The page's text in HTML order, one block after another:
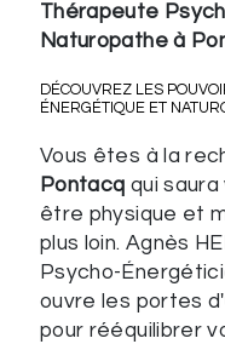
Thérapeute
Naturopathe à
DÉCOUVREZ LES
ÉNERGÉTIQUE ET
Vous êtes à la
Pontacq qui
être physique et
plus loin. Agnès
Psycho-
ouvre les portes
pour rééquilibrer